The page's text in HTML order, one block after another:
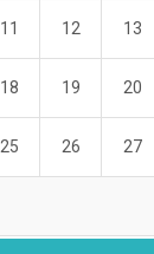
11 12 13
18 19 20
25 26 27